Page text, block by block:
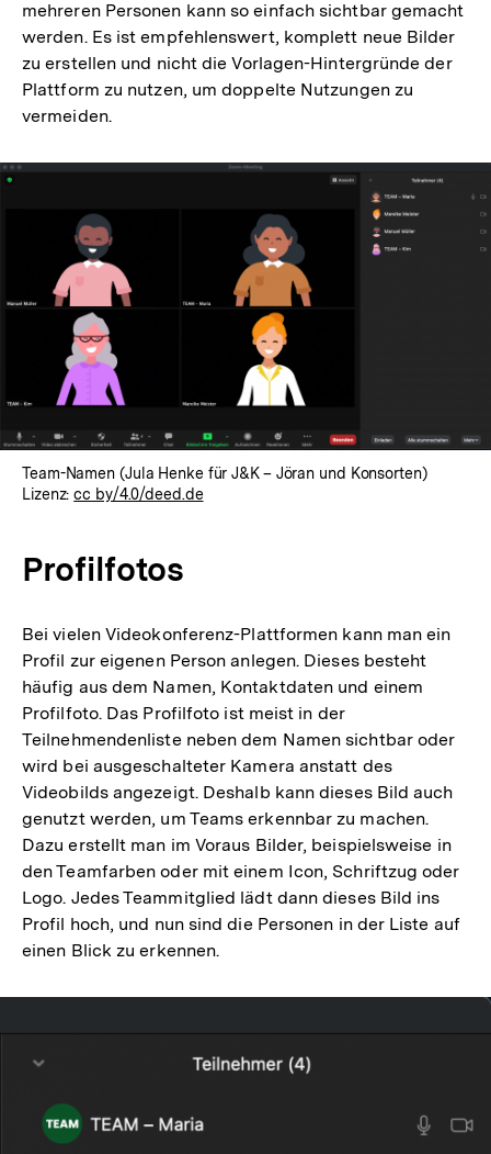
mehreren Personen kann so einfach sichtbar gemacht
werden. Es ist empfehlenswert, komplett neue Bilder
zu erstellen und nicht die Vorlagen-Hintergründe der
Plattform zu nutzen, um doppelte Nutzungen zu
vermeiden.
Team-Namen (Jula Henke für J&K – Jöran und Konsorten)
Lizenz:cc by/4.0/deed.de
Profilfotos
Bei vielen Videokonferenz-Plattformen kann man ein
Profil zur eigenen Person anlegen. Dieses besteht
häufig aus dem Namen, Kontaktdaten und einem
Profilfoto. Das Profilfoto ist meist in der
Teilnehmendenliste neben dem Namen sichtbar oder
wird bei ausgeschalteter Kamera anstatt des
Videobilds angezeigt. Deshalb kann dieses Bild auch
genutzt werden, um Teams erkennbar zu machen.
Dazu erstellt man im Voraus Bilder, beispielsweise in
den Teamfarben oder mit einem Icon, Schriftzug oder
Logo. Jedes Teammitglied lädt dann dieses Bild ins
Profil hoch, und nun sind die Personen in der Liste auf
einen Blick zu erkennen.